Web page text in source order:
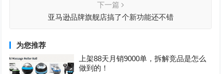
下一篇
亚马逊品牌旗舰店搞了个新功能还不错
为您推荐
上架88天月销9000单，拆解竞品是怎么
做到的！